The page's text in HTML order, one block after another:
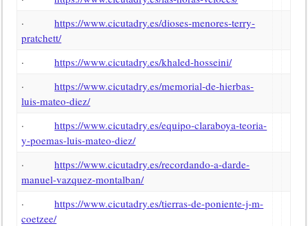
·https://www.cicutadry.es/dioses-menores-terry-
pratchett/
·https://www.cicutadry.es/khaled-hosseini/
·https://www.cicutadry.es/memorial-de-hierbas-
luis-mateo-diez/
·https://www.cicutadry.es/equipo-claraboya-teoria-
y-poemas-luis-mateo-diez/
·https://www.cicutadry.es/recordando-a-darde-
manuel-vazquez-montalban/
·https://www.cicutadry.es/tierras-de-poniente-j-m-
coetzee/